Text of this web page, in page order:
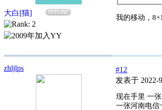
大白[猫] OFFLINE
我的移动，
zhljlps
#12
发表于 2022-
现在手里 一
一张河南电